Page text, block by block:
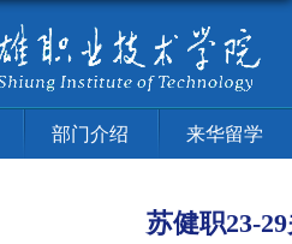
部门介绍 来华留学
苏健职23-